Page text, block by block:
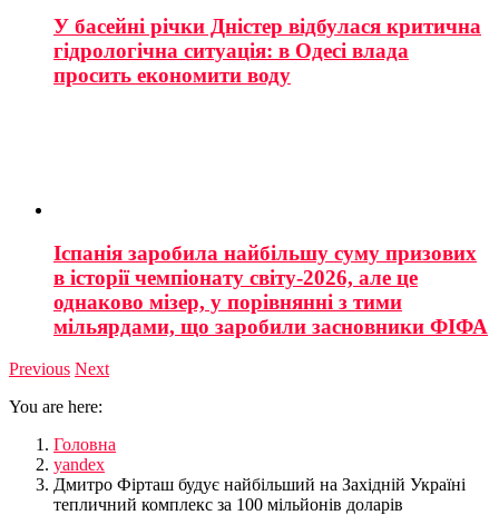
У басейні річки Дністер відбулася критична
гідрологічна ситуація: в Одесі влада
просить економити воду
Іспанія заробила найбільшу суму призових
в історії чемпіонату світу-2026, але це
однаково мізер, у порівнянні з тими
мільярдами, що заробили засновники ФІФА
Previous Next
You are here:
Головна
yandex
Дмитро Фірташ будує найбільший на Західній Україні
тепличний комплекс за 100 мільйонів доларів